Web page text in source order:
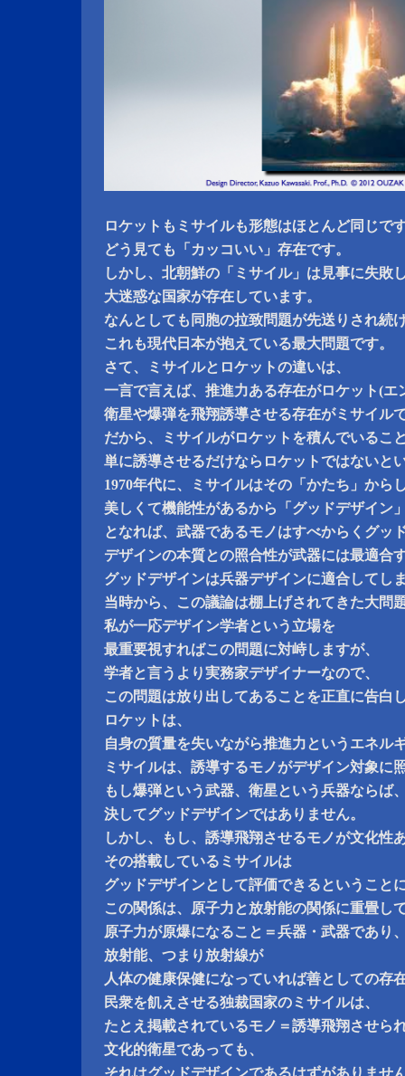
ロケットもミサイルも形態はほとんど同じで
どう見ても「カッコいい」存在です。
しかし、北朝鮮の「ミサイル」は見事に失敗
大迷惑な国家が存在しています。
なんとしても同胞の拉致問題が先送りされ続
これも現代日本が抱えている最大問題です。
さて、ミサイルとロケットの違いは、
一言で言えば、推進力ある存在がロケット(エ
衛星や爆弾を飛翔誘導させる存在がミサイル
だから、ミサイルがロケットを積んでいるこ
単に誘導させるだけならロケットではないと
1970年代に、ミサイルはその「かたち」から
美しくて機能性があるから「グッドデザイン
となれば、武器であるモノはすべからくグッ
デザインの本質との照合性が武器には最適合
グッドデザインは兵器デザインに適合してし
当時から、この議論は棚上げされてきた大問
私が一応デザイン学者という立場を
最重要視すればこの問題に対峙しますが、
学者と言うより実務家デザイナーなので、
この問題は放り出してあることを正直に告白
ロケットは、
自身の質量を失いながら推進力というエネル
ミサイルは、誘導するモノがデザイン対象に
もし爆弾という武器、衛星という兵器ならば
決してグッドデザインではありません。
しかし、もし、誘導飛翔させるモノが文化性
その搭載しているミサイルは
グッドデザインとして評価できるということ
この関係は、原子力と放射能の関係に重畳し
原子力が原爆になること＝兵器・武器であり
放射能、つまり放射線が
人体の健康保健になっていれば善としての存
民衆を飢えさせる独裁国家のミサイルは、
たとえ掲載されているモノ＝誘導飛翔させら
文化的衛星であっても、
それはグッドデザインであるはずがありませ